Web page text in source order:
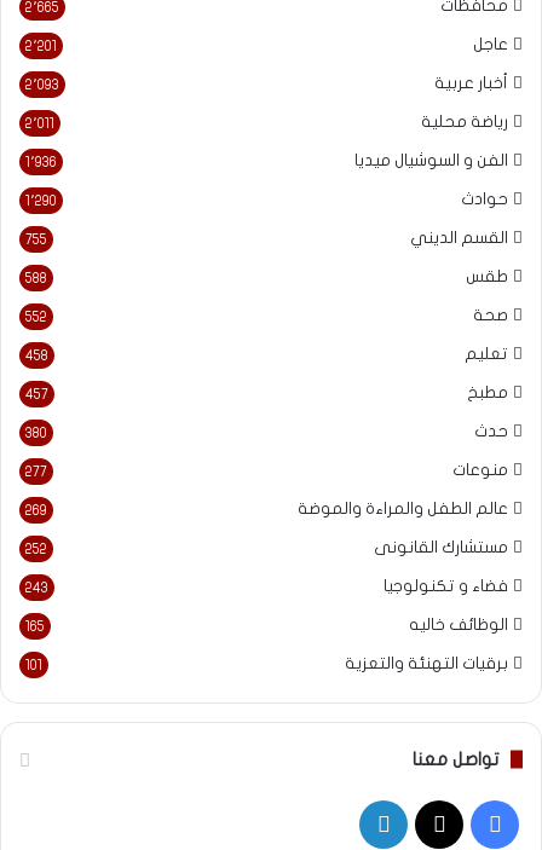
محافظات 2٬665
عاجل 2٬201
أخبار عربية 2٬093
رياضة محلية 2٬011
الفن و السوشيال ميديا 1٬936
حوادث 1٬290
القسم الديني 755
طقس 588
صحة 552
تعليم 458
مطبخ 457
حدث 380
منوعات 277
عالم الطفل والمراءة والموضة 269
مستشارك القانونى 252
فضاء و تكنولوجيا 243
الوظائف خاليه 165
برقيات التهنئة والتعزية 101
تواصل معنا
فيسبوك لينكدإن